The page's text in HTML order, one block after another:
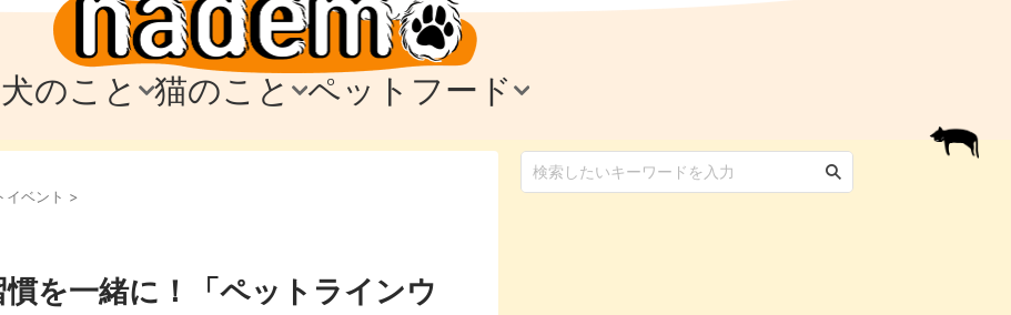
犬のこと
犬のケア・お手入れ
テム
猫のこと
猫のケア・お手入れ
テム
ペットフード
イベント >
を一緒に！「ペットラインウ